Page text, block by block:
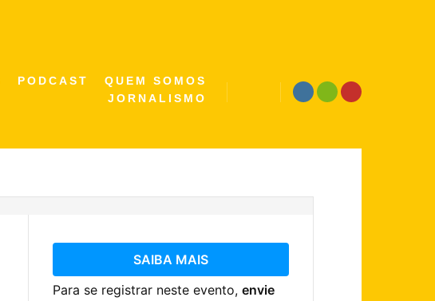
PODCAST
QUEM SOMOS
JORNALISMO
Pesquisa
SAIBA MAIS
Para se registrar neste evento, envie